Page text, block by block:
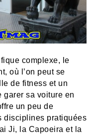
complexe, le
où l’on peut se
de fitness et un
garer sa voiture en
un peu de
disciplines pratiquées
Ji, la Capoeira et la